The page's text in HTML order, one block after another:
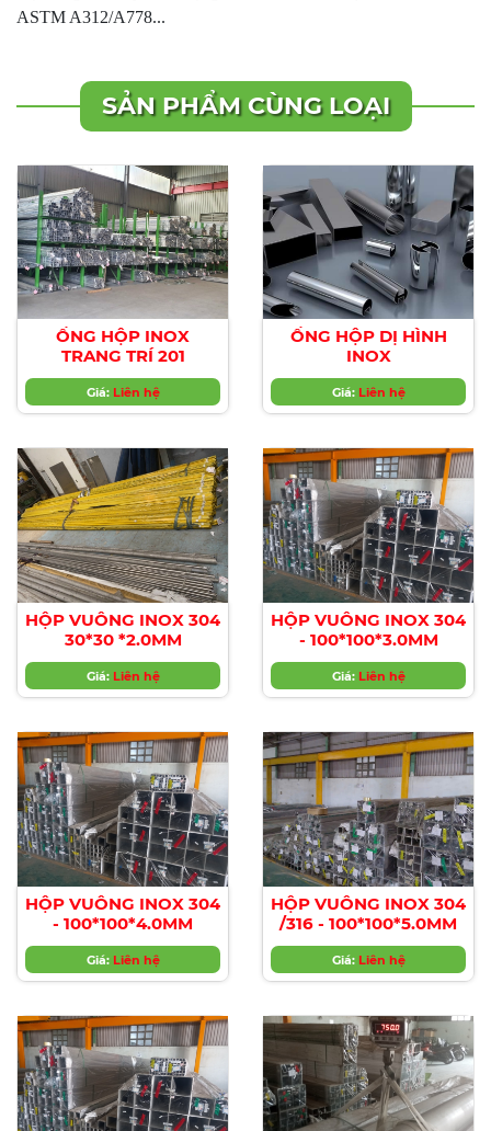
ASTM A312/A778...
SẢN PHẨM CÙNG LOẠI
ỐNG HỘP INOX
TRANG TRÍ 201
Giá: Liên hệ
ỐNG HỘP DỊ HÌNH
INOX
Giá: Liên hệ
HỘP VUÔNG INOX 304
30*30 *2.0MM
Giá: Liên hệ
HỘP VUÔNG INOX 304
- 100*100*3.0MM
Giá: Liên hệ
HỘP VUÔNG INOX 304
- 100*100*4.0MM
Giá: Liên hệ
HỘP VUÔNG INOX 304
/316 - 100*100*5.0MM
Giá: Liên hệ